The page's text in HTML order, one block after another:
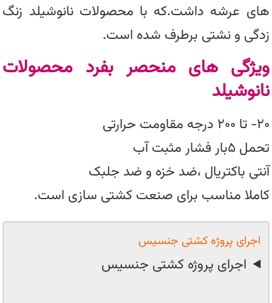
های عرشه داشت.که با محصولات نانوشیلد زنگ
زدگی و نشتی برطرف شده است.
ویژگی های منحصر بفرد محصولات
نانوشیلد
۲۰- تا ۲۰۰ درجه مقاومت حرارتی
تحمل ۵بار فشار مثبت آب
آنتی باکتریال ،ضد خزه و ضد جلبک
کاملا مناسب برای صنعت کشتی سازی است.
اجرای پروژه کشتی جنسیس
اجرای پروژه کشتی جنسیس